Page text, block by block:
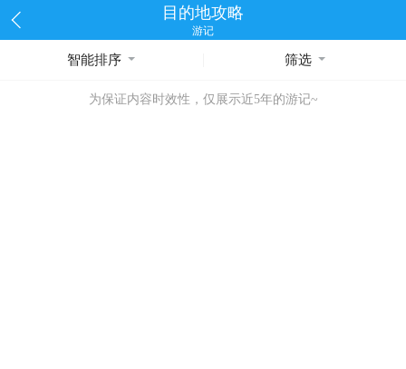
目的地攻略
游记
智能排序 筛选
为保证内容时效性，仅展示近5年的游记~